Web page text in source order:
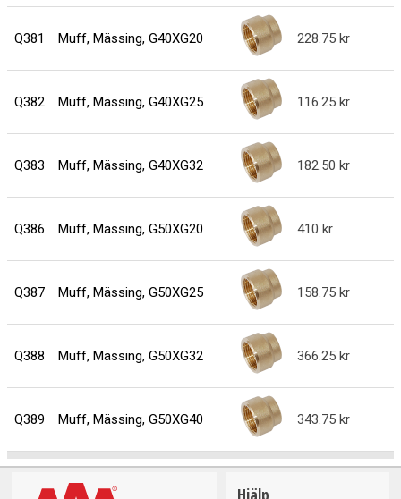
Q381 Muff, Mässing, G40XG20 228.75
Q382 Muff, Mässing, G40XG25 116.25
Q383 Muff, Mässing, G40XG32 182.50
Q386 Muff, Mässing, G50XG20 410
Q387 Muff, Mässing, G50XG25 158.75
Q388 Muff, Mässing, G50XG32 366.25
Q389 Muff, Mässing, G50XG40 343.75